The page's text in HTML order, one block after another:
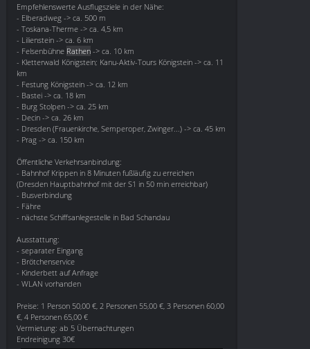
Empfehlenswerte Ausflugsziele in der Nähe:
- Elberadweg -> ca. 500 m
- Toskana-Therme -> ca. 4,5 km
- Lilienstein -> ca. 6 km
- Felsenbühne Rathen-> ca. 10 km
- Kletterwald Königstein; Kanu-Aktiv-Tours Königstein -> ca. 11
km
- Festung Königstein -> ca. 12 km
- Bastei -> ca. 18 km
- Burg Stolpen -> ca. 25 km
- Decin -> ca. 26 km
- Dresden (Frauenkirche, Semperoper, Zwinger...) -> ca. 45 km
- Prag -> ca. 150 km
Öffentliche Verkehrsanbindung:
- Bahnhof Krippen in 8 Minuten fußläufig zu erreichen
(Dresden Hauptbahnhof mit der S1 in 50 min erreichbar)
- Busverbindung
- Fähre
- nächste Schiffsanlegestelle in Bad Schandau
Ausstattung:
- separater Eingang
- Brötchenservice
- Kinderbett auf Anfrage
- WLAN vorhanden
Preise: 1 Person 50,00 €, 2 Personen 55,00 €, 3 Personen 60,00
€, 4 Personen 65,00 €
Vermietung: ab 5 Übernachtungen
Endreinigung 30€